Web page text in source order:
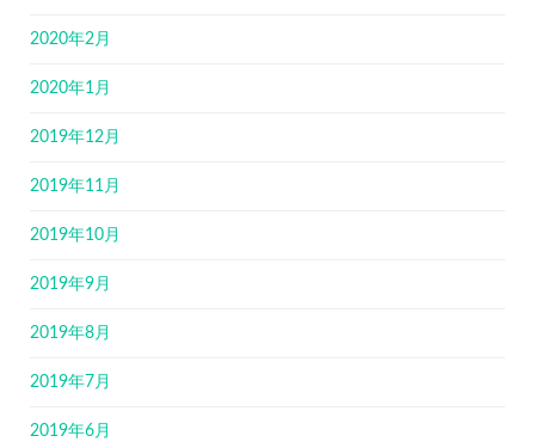
2020年2月
2020年1月
2019年12月
2019年11月
2019年10月
2019年9月
2019年8月
2019年7月
2019年6月